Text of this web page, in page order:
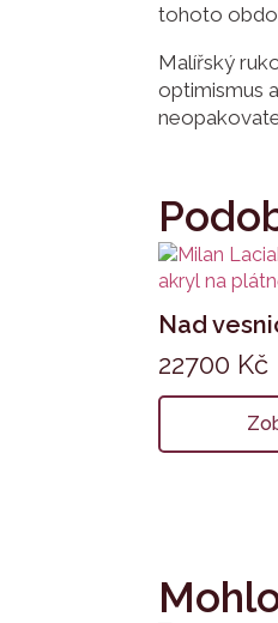
tohoto
Malířský
optimismus
Nad
22700 Kč